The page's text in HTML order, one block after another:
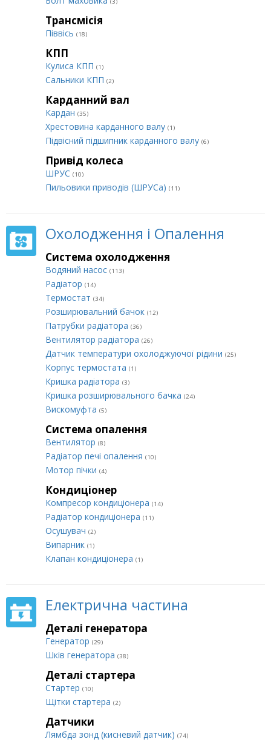
Трансмісія
Піввісь (18)
КПП
Кулиса КПП (1)
Сальники КПП (2)
Карданний вал
Кардан (35)
Хрестовина карданного валу (1)
Підвісний підшипник карданного валу (6)
Привід колеса
ШРУС (10)
Пильовики приводів (ШРУСа) (11)
Охолодження і Опалення
Система охолодження
Водяний насос (113)
Радіатор (14)
Термостат (34)
Розширювальний бачок (12)
Патрубки радіатора (36)
Вентилятор радіатора (26)
Датчик температури охолоджуючої рідини (25)
Корпус термостата (1)
Кришка радіатора (3)
Кришка розширювального бачка (24)
Вискомуфта (5)
Система опалення
Вентилятор (8)
Радіатор печі опалення (10)
Мотор пічки (4)
Кондиціонер
Компресор кондиціонера (14)
Радіатор кондиціонера (11)
Осушувач (2)
Випарник (1)
Клапан кондиціонера (1)
Електрична частина
Деталі генератора
Генератор (29)
Шків генератора (38)
Деталі стартера
Стартер (10)
Щітки стартера (2)
Датчики
Лямбда зонд (кисневий датчик) (74)